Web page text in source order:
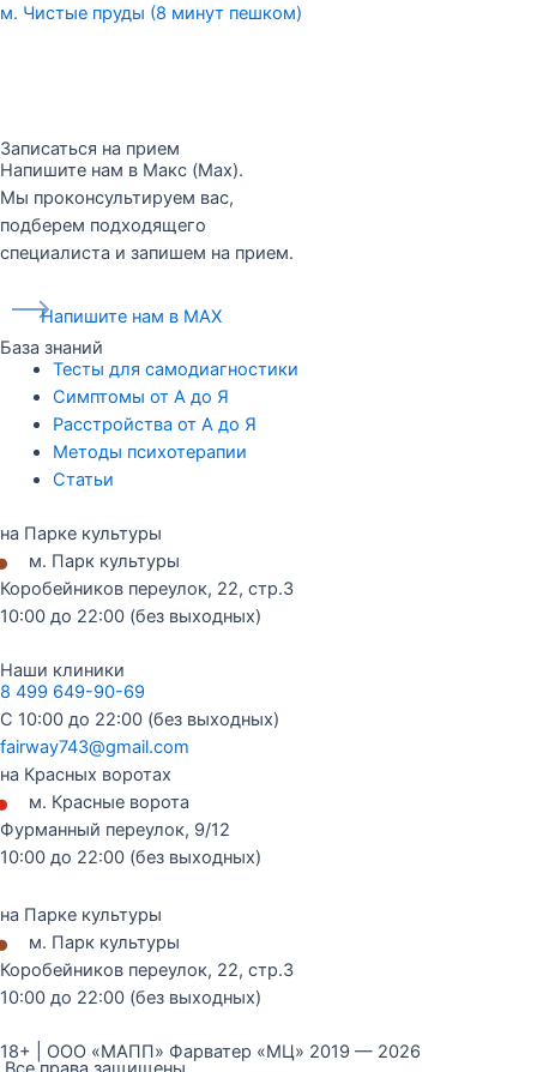
м. Чистые пруды (8 минут пешком)
Записаться на прием
Напишите нам в Макс (Max).
Мы проконсультируем вас,
подберем подходящего
специалиста и запишем на прием.
Напишите нам в MAX
База знаний
Тесты для самодиагностики
Симптомы от А до Я
Расстройства от А до Я
Методы психотерапии
Статьи
на Парке культуры
м. Парк культуры
Коробейников переулок, 22, стр.3
10:00 до 22:00 (без выходных)
Наши клиники
8 499 649-90-69
С 10:00 до 22:00 (без выходных)
fairway743@gmail.com
на Красных воротах
м. Красные ворота
Фурманный переулок, 9/12
10:00 до 22:00 (без выходных)
на Парке культуры
м. Парк культуры
Коробейников переулок, 22, стр.3
10:00 до 22:00 (без выходных)
18+ | ООО «МАПП» Фарватер «МЦ» 2019 — 2026